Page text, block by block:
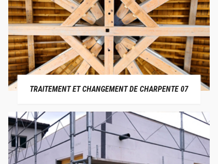
TRAITEMENT ET CHANGEMENT DE CHARPENTE 07